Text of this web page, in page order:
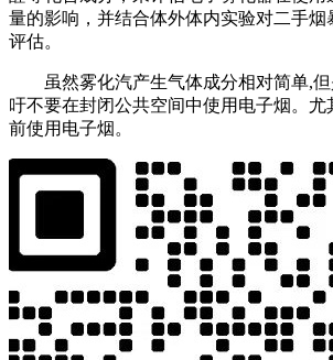
量的影响，并结合体外体内实验对二手烟
评估。
虽然雾化汽产生气体成分相对简单,
吁不要在封闭公共空间中使用电子烟。
前使用电子烟。